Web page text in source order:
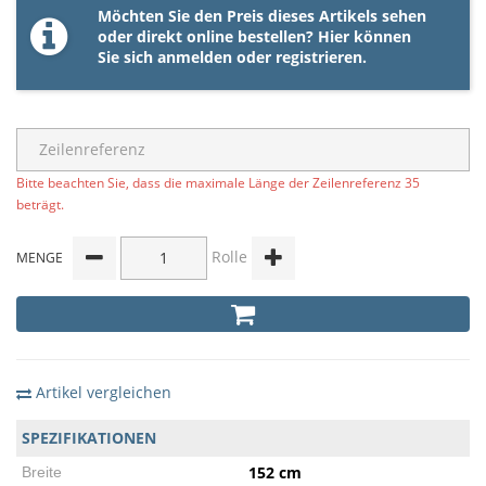
Möchten Sie den Preis dieses Artikels sehen
oder direkt online bestellen? Hier können
Sie sich anmelden oder registrieren.
Bitte beachten Sie, dass die maximale Länge der Zeilenreferenz 35
beträgt.
MENGE Rolle
Artikel vergleichen
SPEZIFIKATIONEN
Breite 152 cm